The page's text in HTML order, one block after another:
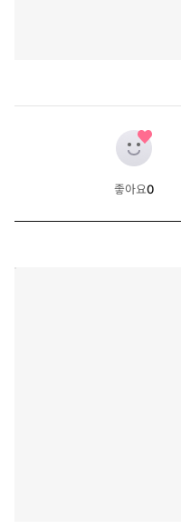
좋아요0